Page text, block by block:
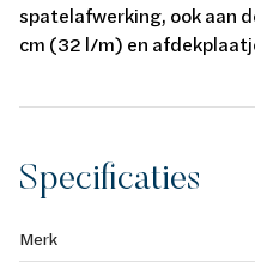
spatelafwerking, ook aan
cm (32 l/m) en
Specificaties
Merk